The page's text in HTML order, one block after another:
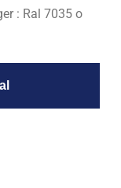
: Ral 7035 o